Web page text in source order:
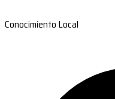
Conocimiento Local